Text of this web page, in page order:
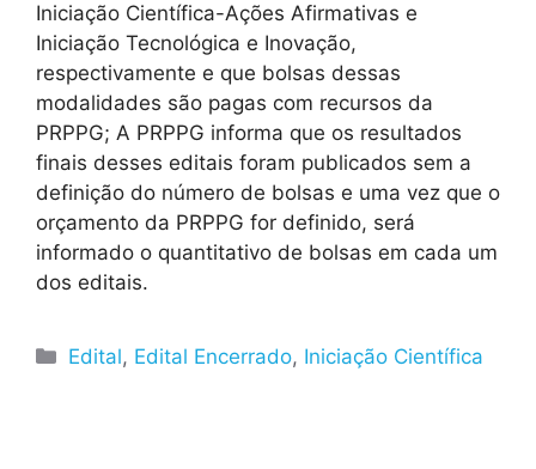
Iniciação Científica-Ações Afirmativas e
Iniciação Tecnológica e Inovação,
respectivamente e que bolsas dessas
modalidades são pagas com recursos da
PRPPG; A PRPPG informa que os resultados
finais desses editais foram publicados sem a
definição do número de bolsas e uma vez que o
orçamento da PRPPG for definido, será
informado o quantitativo de bolsas em cada um
dos editais.
Edital, Edital Encerrado, Iniciação Científica